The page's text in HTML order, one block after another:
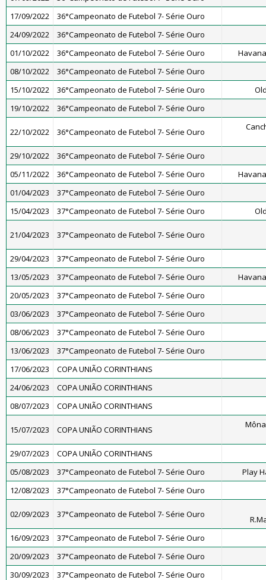
17/09/2022
36°Campeonato de Futebol 7- Série Ouro
24/09/2022
36°Campeonato de Futebol 7- Série Ouro
01/10/2022
36°Campeonato de Futebol 7- Série Ouro
08/10/2022
36°Campeonato de Futebol 7- Série Ouro
15/10/2022
36°Campeonato de Futebol 7- Série Ouro
19/10/2022
36°Campeonato de Futebol 7- Série Ouro
22/10/2022 36°Campeonato de Futebol 7- Série Ouro
29/10/2022
36°Campeonato de Futebol 7- Série Ouro
05/11/2022
36°Campeonato de Futebol 7- Série Ouro
01/04/2023
37°Campeonato de Futebol 7- Série Ouro
15/04/2023
37°Campeonato de Futebol 7- Série Ouro
21/04/2023 37°Campeonato de Futebol 7- Série Ouro
29/04/2023
37°Campeonato de Futebol 7- Série Ouro
13/05/2023
37°Campeonato de Futebol 7- Série Ouro
20/05/2023
37°Campeonato de Futebol 7- Série Ouro
03/06/2023
37°Campeonato de Futebol 7- Série Ouro
08/06/2023
37°Campeonato de Futebol 7- Série Ouro
13/06/2023
37°Campeonato de Futebol 7- Série Ouro
17/06/2023
COPA UNIÃO CORINTHIANS
24/06/2023
COPA UNIÃO CORINTHIANS
08/07/2023
COPA UNIÃO CORINTHIANS
15/07/2023 COPA UNIÃO CORINTHIANS
29/07/2023
COPA UNIÃO CORINTHIANS
05/08/2023
37°Campeonato de Futebol 7- Série Ouro
Play
12/08/2023
37°Campeonato de Futebol 7- Série Ouro
02/09/2023 37°Campeonato de Futebol 7- Série Ouro
16/09/2023
37°Campeonato de Futebol 7- Série Ouro
20/09/2023
37°Campeonato de Futebol 7- Série Ouro
30/09/2023
37°Campeonato de Futebol 7- Série Ouro